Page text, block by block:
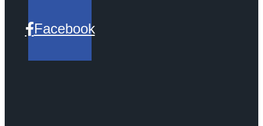
Facebook